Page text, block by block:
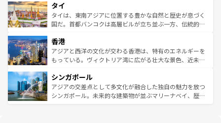
リティに包まれながら、韓国の多彩な魅力を心ゆくまで味
わってみてほしい。 なお、新着の韓国情報はコンテンツ一
覧を参照してほしい。
急速な発展と共に伝統が息づく。ハノイの古い町並みやホ
ーチミン市のフランス統治時代の建物も、独特の雰囲気を
醸し出している。また、バラエティの豊かさとおいしさで
とつ。フォーやバインミー、ベトナムコーヒーなどは、ぜ
ひ現地で味わいたい。どの地域を訪れてもあたたかい人々
が旅行者を迎えてくれるので、きっと忘れられない旅にな
参照してほしい。
タイ
タイは、東南アジアに位置する豊かな自然と歴史が息づく
国だ。首都バンコクは高層ビルが立ち並ぶ一方、伝統的な
の活気が交差している。北部ではチェンマイなどの山岳地
帯で自然と触れ合い、南部ではプーケットやクラビの美し
いビーチでリゾート気分を楽しむことができる。タイ料理
激する。気候は一年中温暖で、どの季節にも異なる楽しみ
が待っている。親しみやすいタイの人々、仏教を中心とし
た文化、そして多様な観光資源が、訪れる旅人を魅了し続
香港
アジアと西洋の文化が交わる香港は、特有のエネルギーを
もっている。ヴィクトリア湾に広がる壮大な景色、近未来
み、どこを訪れても感動するはず。観光スポットが密集し
ており、効率よく見どころを回れるのも魅力。息をのむよ
うな絶景から文化的な体験まで、香港を存分に楽しみ尽く
シンガポール
アジアの交差点として多文化が融合した独自の魅力を放つ
シンガポール。未来的な建築物が並ぶマリーナベイ、歴史